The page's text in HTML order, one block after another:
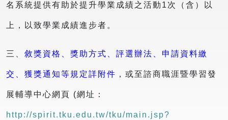
名系統提供有助於提升學業成績之活動1次（含）以
上，以致學業成績進步者。
三、 敘獎資格、獎助方式、評選辦法、申請資料繳
交、獲獎通知等規定詳附件 ，或至諮商職涯暨學習發
展輔導中心網頁 (網址：
http://spirit.tku.edu.tw/tku/main.jsp?